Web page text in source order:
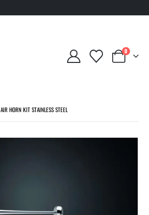
0
AIR HORN KIT STAINLESS STEEL